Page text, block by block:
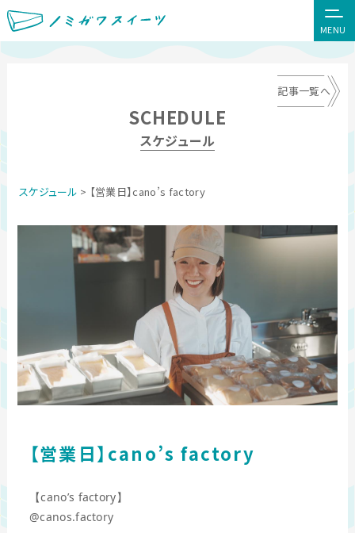
MENU
SCHEDULE
スケジュール
記事一覧へ
スケジュール > 【営業日】cano’s factory
【営業日】cano’s factory
【cano’s factory】
@canos.factory